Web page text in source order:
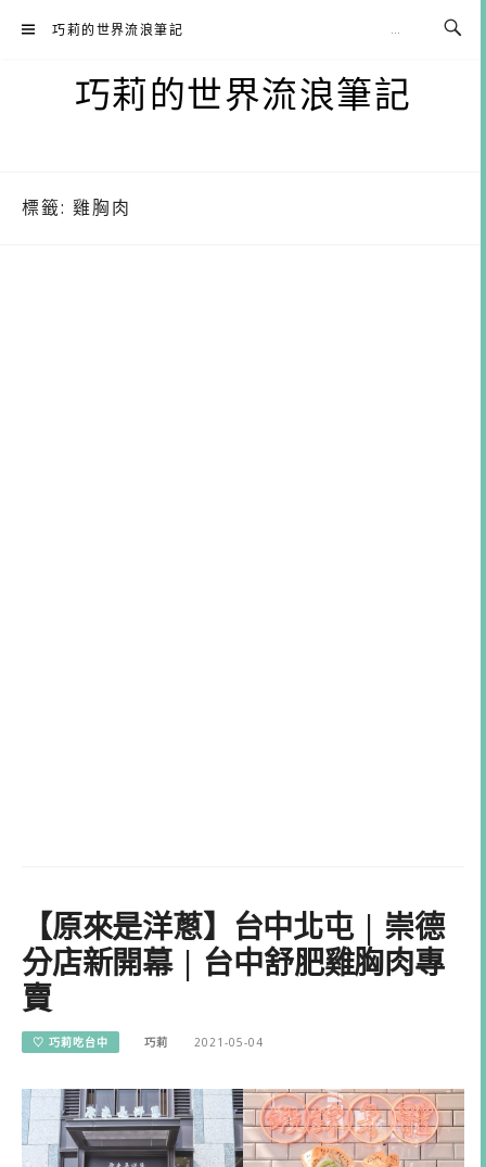
巧莉的世界流浪筆記
巧莉的世界流浪筆記
標籤: 雞胸肉
【原來是洋蔥】台中北屯 | 崇德
分店新開幕 | 台中舒肥雞胸肉專
賣
♡ 巧莉吃台中 巧莉 2021-05-04